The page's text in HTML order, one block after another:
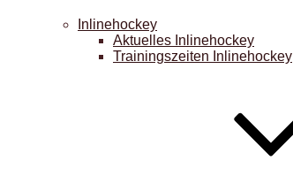
Inlinehockey
Aktuelles Inlinehockey
Trainingszeiten Inlinehockey